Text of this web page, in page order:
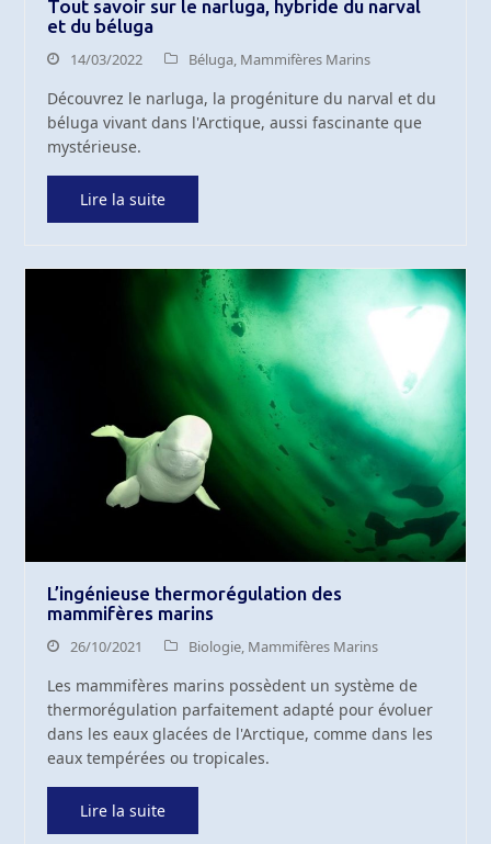
Tout savoir sur le narluga, hybride du narval
et du béluga
14/03/2022 Béluga, Mammifères Marins
Découvrez le narluga, la progéniture du narval et du
béluga vivant dans l'Arctique, aussi fascinante que
mystérieuse.
Lire la suite
L’ingénieuse thermorégulation des
mammifères marins
26/10/2021 Biologie, Mammifères Marins
Les mammifères marins possèdent un système de
thermorégulation parfaitement adapté pour évoluer
dans les eaux glacées de l'Arctique, comme dans les
eaux tempérées ou tropicales.
Lire la suite